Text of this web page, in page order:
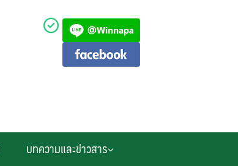
บทความและข่าวสาร